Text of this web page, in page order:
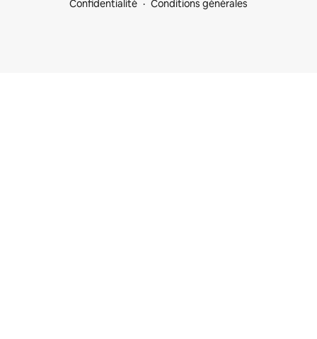
Confidentialité Conditions générales